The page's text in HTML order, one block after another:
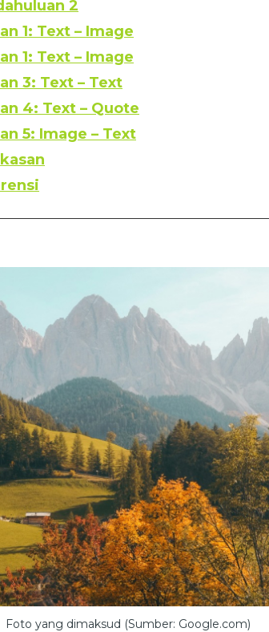
2
1: Text – Image
1: Text – Image
3: Text – Text
4: Text – Quote
5: Image – Text
Foto yang dimaksud (Sumber: Google.com)